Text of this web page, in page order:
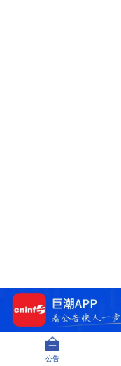
公告